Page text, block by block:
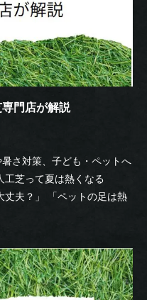
門店が解説
さ対策、子ども・ペットへ
工芝って夏は熱くなる
丈夫？」 「ペットの足は熱